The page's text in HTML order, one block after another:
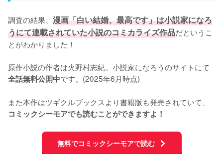
調査の結果、 漫画「白い結婚、最高です」は小説家になろ
うにて連載されていた小説のコミカライズ作品だというこ
とがわかりました！
原作小説の作者は火野村志紀。小説家になろうのサイトにて
全話無料公開中です。(2025年6月時点)
また本作はツギクルブックスより書籍版も発売されていて、
コミックシーモアでも読むことができますよ！
無料でコミックシーモアで読む